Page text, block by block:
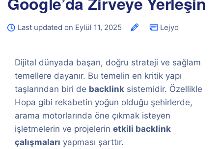
Last updated on Eylül 11, 2025 Lejyo
Dijital dünyada başarı, doğru strateji ve sağlam
temellere dayanır. Bu temelin en kritik yapı
taşlarından biri de backlink sistemidir. Özellikle
Hopa gibi rekabetin yoğun olduğu şehirlerde,
arama motorlarında öne çıkmak isteyen
işletmelerin ve projelerin etkili backlink
çalışmaları yapması şarttır.